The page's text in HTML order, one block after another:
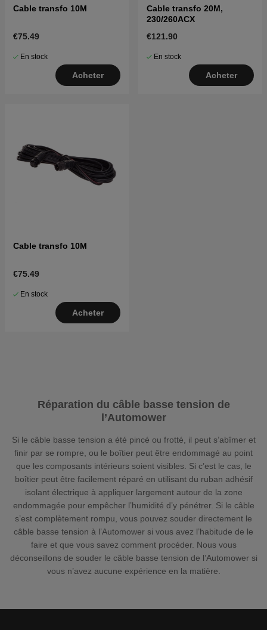
Cable transfo 10M
€75.49
En stock
Acheter
Cable transfo 20M,
230/260ACX
€121.90
En stock
Acheter
Cable transfo 10M
€75.49
En stock
Acheter
Réparation du câble basse tension de
l’Automower
Si le câble basse tension a été pincé ou frotté, il peut s’abîmer et
finir par se rompre, ou le boîtier peut être endommagé au point
que les composants intérieurs soient visibles. Si c’est le cas, le
boîtier peut être facilement réparé en utilisant du ruban adhésif
isolant électrique à appliquer largement autour de la zone
endommagée pour empêcher l’humidité d’y pénétrer. Si le câble
s’est complètement rompu, vous pouvez souder directement le
câble basse tension à l’Automower si vous avez l’habitude de le
faire et que vous savez comment procéder. Nous vous
déconseillons de souder le câble basse tension de l’Automower si
vous n’avez aucune expérience en la matière.